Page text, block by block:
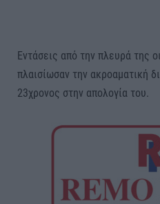
Εντάσεις από την πλευρά της
πλαισίωσαν την ακροαματική
23χρονος στην απολογία του.